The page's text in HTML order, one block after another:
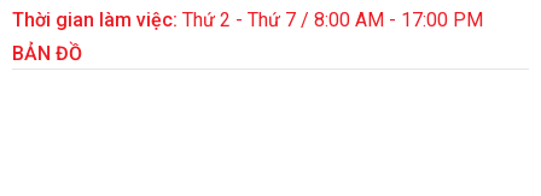
Thời gian làm việc: Thứ 2 - Thứ 7 / 8:00 AM - 17:00 PM
BẢN ĐỒ